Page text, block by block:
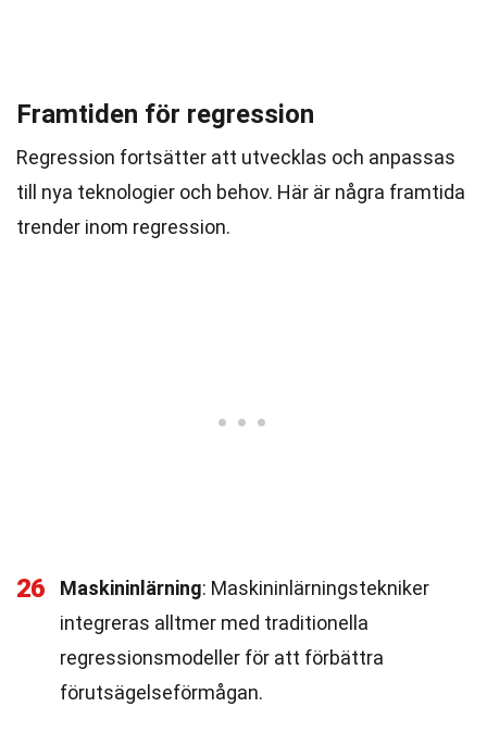
Framtiden för regression
Regression fortsätter att utvecklas och anpassas
till nya teknologier och behov. Här är några framtida
trender inom regression.
26 Maskininlärning: Maskininlärningstekniker
integreras alltmer med traditionella
regressionsmodeller för att förbättra
förutsägelseförmågan.